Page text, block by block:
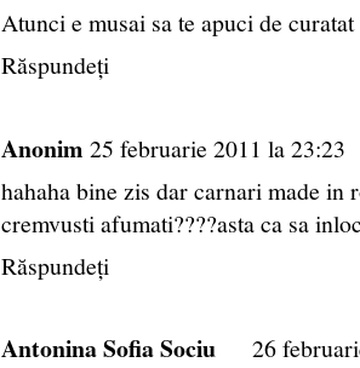
Atunci e musai sa te apuci de
Răspundeți
Anonim 25 februarie 2011 la 23:23
hahaha bine zis dar carnari made in
cremvusti afumati????asta ca sa
Răspundeți
Antonina Sofia Sociu
26